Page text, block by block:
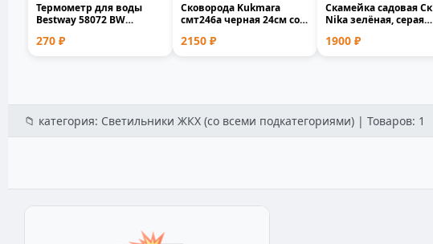
Термометр для воды
Bestway 58072 BW
бассейна и...
270 ₽
Сковорода Kukmara
смт246а черная 24см со
2150 ₽
Скамейка садовая Ск
Nika зелёная, серая
1900 ₽
📁 категория: Светильники ЖКХ (со всеми подкатегориями) | Товаров: 1